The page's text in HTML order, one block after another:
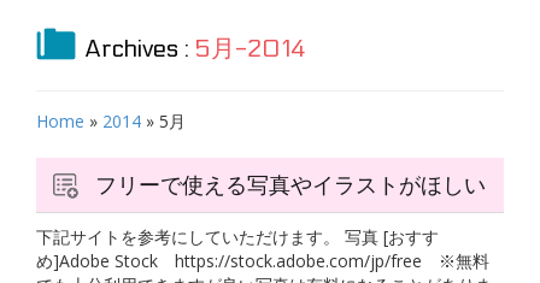
Archives : 5月-2014
Home » 2014 » 5月
フリーで使える写真やイラストがほしい
下記サイトを参考にしていただけます。 写真 [おすす
め]Adobe Stock https://stock.adobe.com/jp/free ※無料